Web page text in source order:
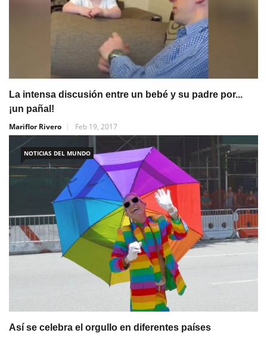
La intensa discusión entre un bebé y su padre por...
¡un pañal!
Mariflor Rivero
Feb 19, 2017
NOTICIAS DEL MUNDO
Así se celebra el orgullo en diferentes países